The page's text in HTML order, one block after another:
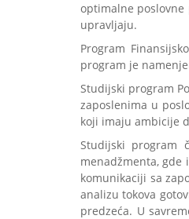
optimalne poslovne
upravljaju.
Program
program je
Studijski program
zaposlenima u
koji imaju ambicije
Studijski program
menadžmenta,
komunikaciji sa
analizu tokova
predzeća. U